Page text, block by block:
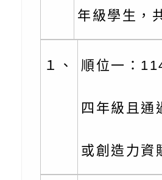
知能研習」
字稿
函轉國立
「115學
知能研習」
有關桃園
學辦理「
樂會-憶起
檢送桃園
「小桃家
代的親職
檢送「小
委託辦理
檢送桃園
年級學生，
１、 順位一：
四年級且通
或創造力資